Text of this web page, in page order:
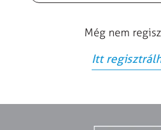
Még nem
Itt